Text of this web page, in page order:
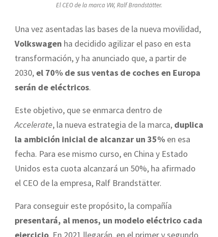
El CEO de la marca VW, Ralf Brandstätter.
Una vez asentadas las bases de la nueva movilidad,
Volkswagen ha decidido agilizar el paso en esta
transformación, y ha anunciado que, a partir de
2030, el 70% de sus ventas de coches en Europa
serán de eléctricos.
Este objetivo, que se enmarca dentro de
Accelerate, la nueva estrategia de la marca, duplica
la ambición inicial de alcanzar un 35% en esa
fecha. Para ese mismo curso, en China y Estado
Unidos esta cuota alcanzará un 50%, ha afirmado
el CEO de la empresa, Ralf Brandstätter.
Para conseguir este propósito, la compañía
presentará, al menos, un modelo eléctrico cada